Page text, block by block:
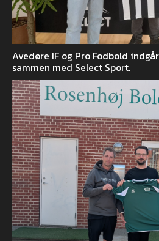
Avedøre IF og Pro Fodbold
sammen med Select Sport.